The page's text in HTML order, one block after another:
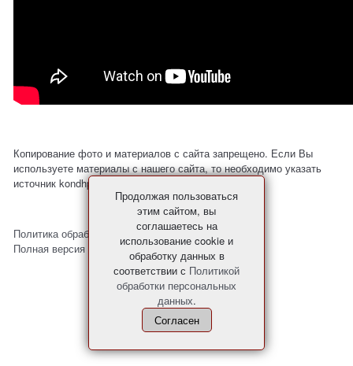
Копирование фото и материалов с сайта запрещено. Если Вы
используете материалы с нашего сайта, то необходимо указать
источник kondhp.ru
Политика обработки персональных данных
Продолжая пользоваться
этим сайтом, вы
соглашаетесь на
использование cookie и
обработку данных в
соответствии с Политикой
обработки персональных
данных.
Согласен
Полная версия сайта